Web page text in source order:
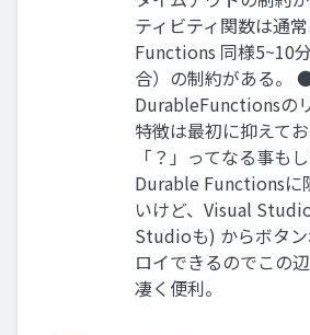
ティビティ関数は通
Functions 同様5~10
合）の制約がある。
DurableFunctionsの
特徴は最初に抑えて
「？」ってなる事も
Durable Functionsに
いけど、Visual
Studioも) からボタ
ロイできるのでこの
凄く便利。